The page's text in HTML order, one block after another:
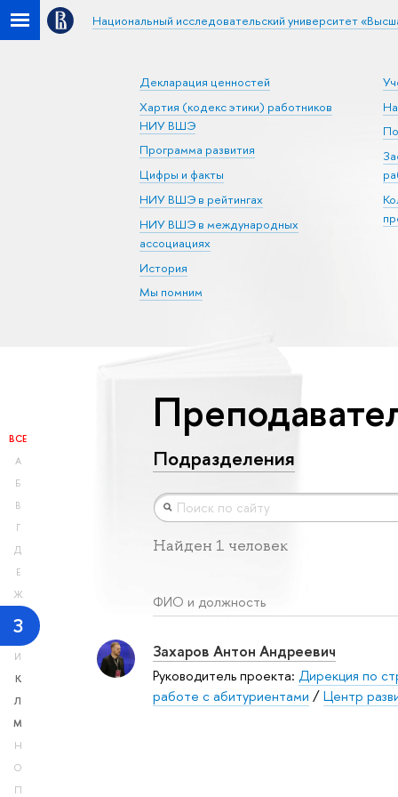
Национальный исследовательский университет
Декларация ценностей
Хартия (кодекс этики) работников
НИУ ВШЭ
Программа развития
Цифры и факты
НИУ ВШЭ в рейтингах
НИУ ВШЭ в международных
ассоциациях
История
Мы помним
ВСЕ
А
Б
В
Г
Д
Е
Ж
З
И
К
Л
М
Н
О
П
Подразделения
Найден 1 человек
ФИО и должность
Захаров Антон Андреевич
Руководитель проекта: Дирекция по
работе с абитуриентами /Центр